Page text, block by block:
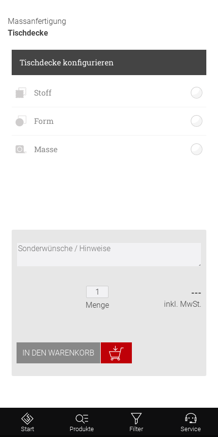
Massanfertigung
Tischdecke
Tischdecke konfigurieren
Stoff
Form
Masse
Menge
---
inkl. MwSt.
IN DEN WARENKORB
Start Produkte Filter Service